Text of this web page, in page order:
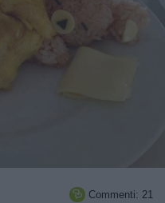
 Commenti: 21